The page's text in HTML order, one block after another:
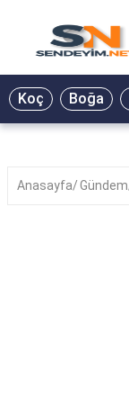
BİYOGRAFİ
GALERİ
Koç Boğa
Anasayfa Gündem